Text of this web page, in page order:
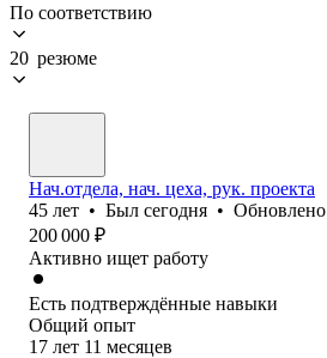
По соответствию
20 резюме
Нач.отдела, нач. цеха, рук. проекта
45 лет • Был сегодня • Обновлено
200 000 ₽
Активно ищет работу
Есть подтверждённые навыки
Общий опыт
17 лет 11 месяцев